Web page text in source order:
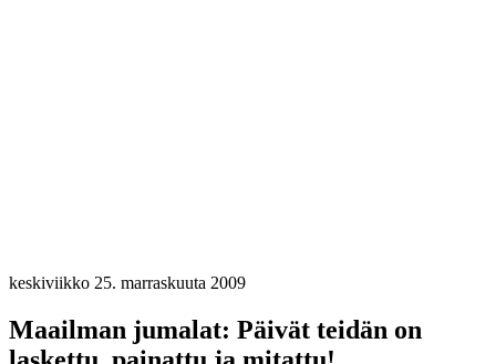
keskiviikko 25. marraskuuta 2009
Maailman jumalat: Päivät teidän on